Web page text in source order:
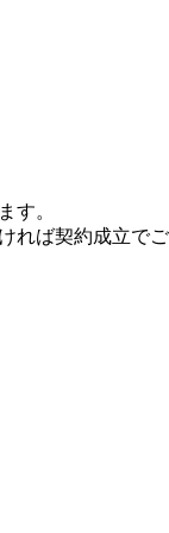
す。
ば契約成立でご